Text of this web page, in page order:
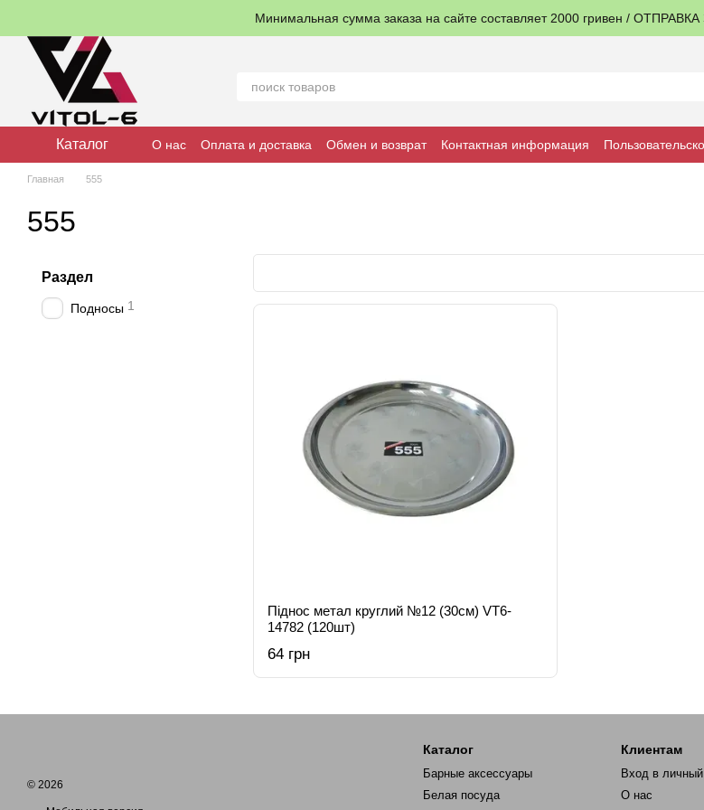
Минимальная сумма заказа на сайте составляет 2000 гривен /
Каталог О нас Оплата и доставка Обмен и возврат Контактная информация
Главная 555
555
Піднос метал круглий №12 (30см) VT6-
14782 (120шт)
64 грн
Раздел
Подносы 1
© 2026
Каталог
Барные аксессуары
Белая посуда
Клиентам
Вход в личный
О нас